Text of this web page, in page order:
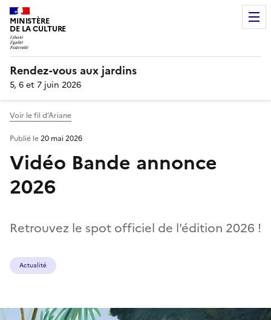
MINISTÈRE
DE LA CULTURE
Rendez-vous aux jardins
5, 6 et 7 juin 2026
Voir le fil d’Ariane
Vidéo Bande annonce
2026
Retrouvez le spot officiel de l'édition 2026 !
Publié le20 mai 2026
Actualité